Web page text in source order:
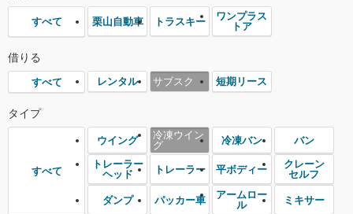
すべて 栗山自動車 トラスキー
ワンプラス
トア
借りる
すべて レンタル サブスク 短期リース
タイプ
すべて
ウイング
冷凍ウイン
グ
冷凍バン バン
トレーラー
ヘッド
トレーラー 平ボディー
クレーン
セルフ
ダンプ パッカー車
アームロー
ル
ミキサー